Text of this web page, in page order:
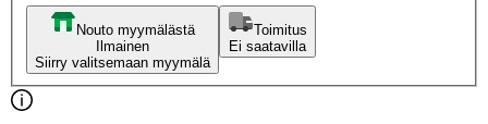
Nouto myymälästä
Ilmainen
Siirry valitsemaan myymälä
Toimitus
Ei saatavilla